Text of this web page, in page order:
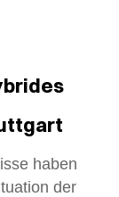
haben
der